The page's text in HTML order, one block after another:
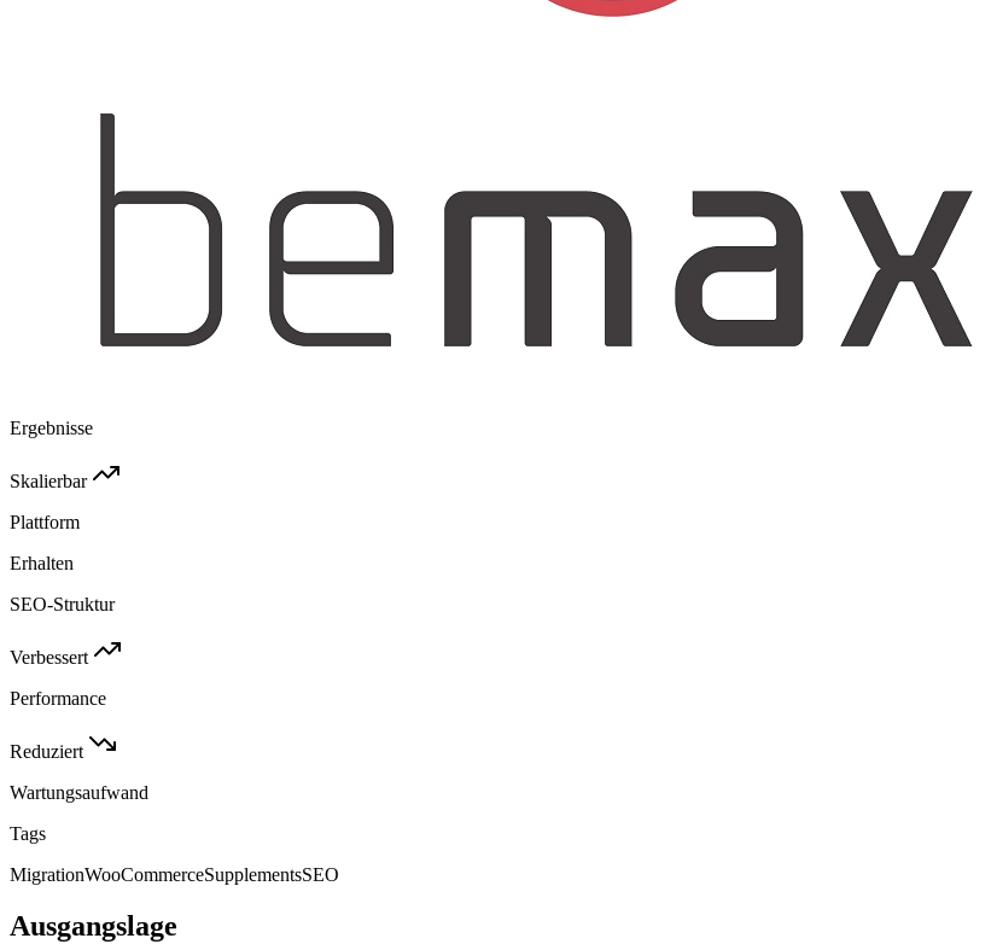
Ergebnisse
Skalierbar
Plattform
Erhalten
SEO-Struktur
Verbessert
Performance
Reduziert
Wartungsaufwand
Tags
MigrationWooCommerceSupplementsSEO
Ausgangslage